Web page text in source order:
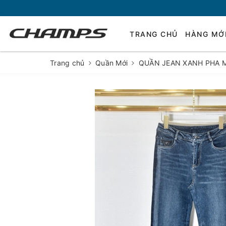
TRANG CHỦ HÀNG
Trang chủ Quần Mới QUẦN JEAN XANH PHA